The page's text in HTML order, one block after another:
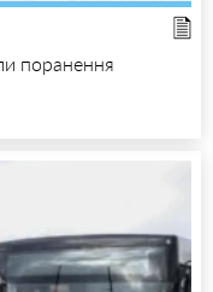
поранення